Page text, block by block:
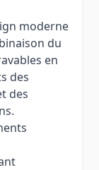
moderne
du
en
des
des